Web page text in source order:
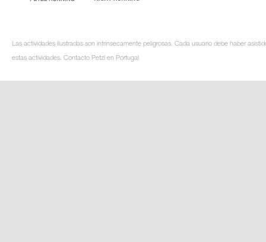
Las actividades ilustradas son intrínsecamente peligrosas. Cada usuario debe haber
estas actividades. Contacto Petzl en Portugal